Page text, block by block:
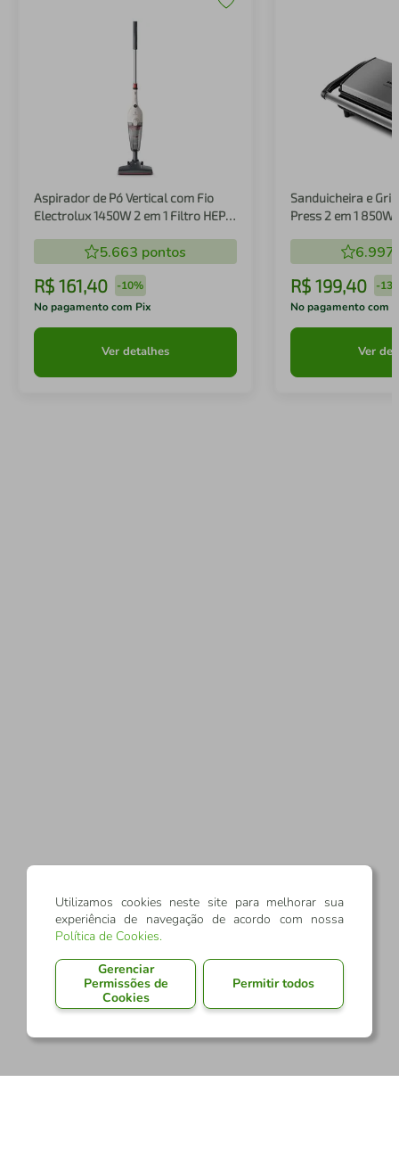
Aspirador de Pó Vertical com Fio
Electrolux 1450W 2 em 1 Filtro HEPA
5.663 pontos
R$ 161,40 -10%
No pagamento com Pix
Ver detalhes
Sanduicheira e
Press 2 em 1 850W
6.997
R$ 199,40 -
No pagamento com
Ver
Utilizamos cookies neste site para melhorar sua
experiência de navegação de acordo com nossa
Política de Cookies.
Gerenciar
Permissões de
Cookies
Permitir todos